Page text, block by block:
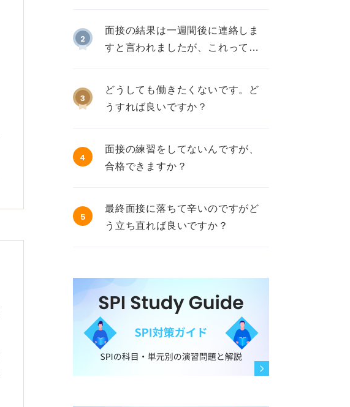
2
面接の結果は一週間後に連絡しま
すと言われましたが、これって不
3
どうしても働きたくないです。ど
うすれば良いですか？
4
面接の練習をしてないんですが、
合格できますか？
5
最終面接に落ちて辛いのですがど
う立ち直れば良いですか？